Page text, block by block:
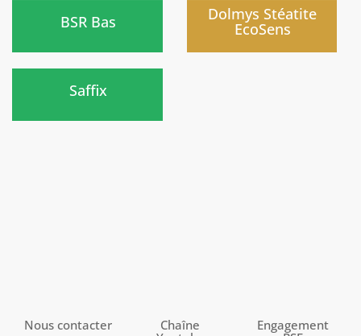
BSR Bas Dolmys Stéatite
EcoSens
Saffix
Nouveau
Nous contacter
Chaîne
Engagement